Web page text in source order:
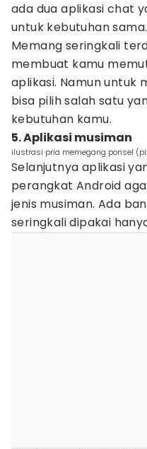
ada dua aplikasi chat
untuk kebutuhan sama.
Memang seringkali
membuat kamu
aplikasi. Namun untuk
bisa pilih salah satu
kebutuhan kamu.
5. Aplikasi musiman
ilustrasi pria memegang ponsel
Selanjutnya aplikasi
perangkat Android
jenis musiman. Ada
seringkali dipakai